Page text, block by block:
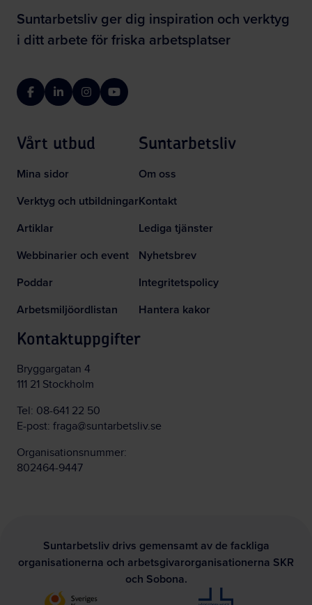
Suntarbetsliv ger dig inspiration och verktyg
i ditt arbete för friska arbetsplatser
FacebookLinkedInInstagramYouTube
Vårt utbud
Mina sidor
Verktyg och utbildningar
Artiklar
Webbinarier och event
Poddar
Arbetsmiljöordlistan
Suntarbetsliv
Om oss
Kontakt
Lediga tjänster
Nyhetsbrev
Integritetspolicy
Hantera kakor
Kontaktuppgifter
Bryggargatan 4
111 21 Stockholm
Tel: 08-641 22 50
E-post: fraga@suntarbetsliv.se
Organisationsnummer:
802464-9447
Suntarbetsliv drivs gemensamt av de fackliga
organisationerna och arbetsgivarorganisationerna SKR
och Sobona.